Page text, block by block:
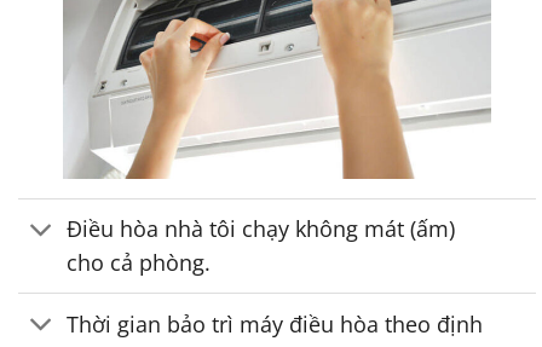
Điều hòa nhà tôi chạy không mát (ấm)
cho cả phòng.
Thời gian bảo trì máy điều hòa theo định